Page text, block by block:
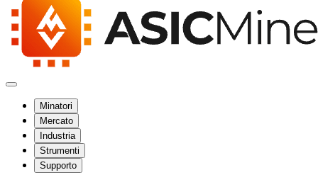
Minatori
Mercato
Industria
Strumenti
Supporto